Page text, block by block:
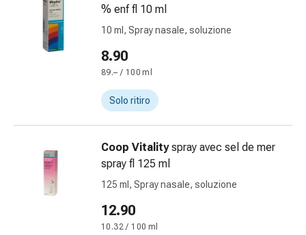
Bende
Garza
Bendaggi
compressivi
Medicazioni
Bende,
nastri
Medicazioni
% enf fl 10 ml
10 ml, Spray nasale, soluzione
8.90
89.– / 100 ml
Solo ritiro
Coop Vitality spray avec sel de mer
spray fl 125 ml
125 ml, Spray nasale, soluzione
12.90
10.32 / 100 ml